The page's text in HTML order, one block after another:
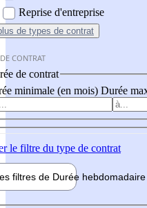
Reprise d'entreprise
de types de contrat
CONTRAT
de contrat
minimale (en mois) Durée
le filtre du type de contrat
filtres de Durée hebdomadaire